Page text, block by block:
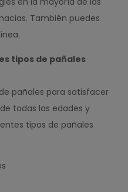
También puedes
tipos de pañales
pañales para satisfacer
todas las edades y
tipos de pañales